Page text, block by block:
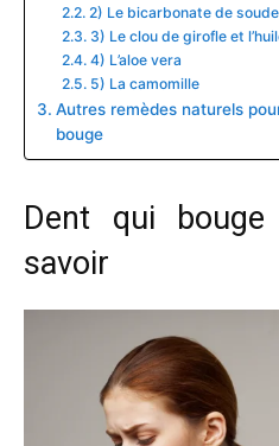
2) Le bicarbonate de soude
3) Le clou de girofle et
4) L’aloe vera
5) La camomille
Autres remèdes naturels
bouge
Dent qui
savoir